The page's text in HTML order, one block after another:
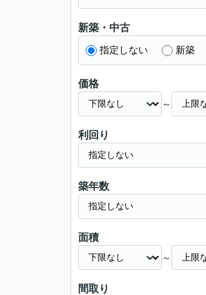
新築・中古
指定しない 新築
価格
～
利回り
築年数
面積
～
間取り